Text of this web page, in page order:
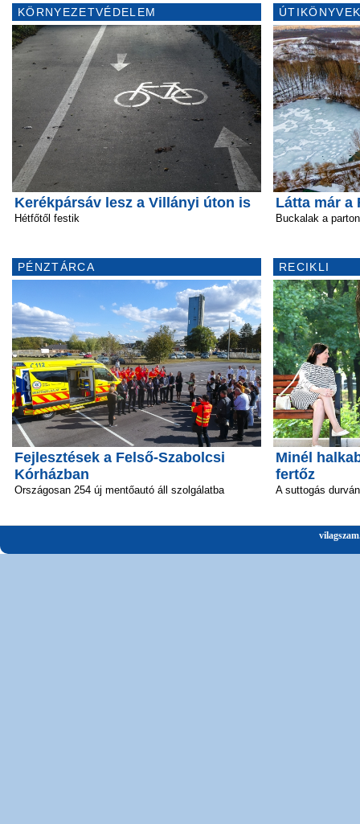
KÖRNYEZETVÉDELEM
Kerékpársáv lesz a Villányi úton is
Hétfőtől festik
PÉNZTÁRCA
Fejlesztések a Felső-Szabolcsi
Kórházban
Országosan 254 új mentőautó áll szolgálatba
Látta már a
Buckalak a parton
RECIKLI
Minél
fertőz
A suttogás